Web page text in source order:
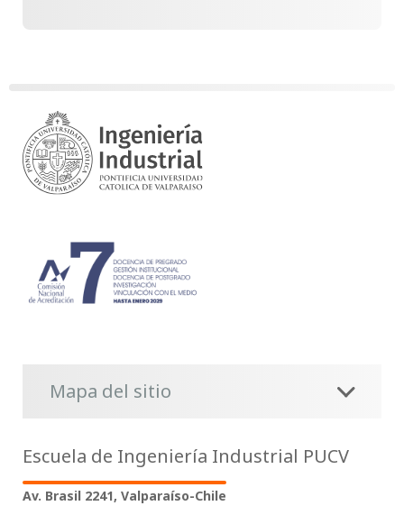
Mapa del sitio
Escuela de Ingeniería Industrial PUCV
Av. Brasil 2241, Valparaíso-Chile